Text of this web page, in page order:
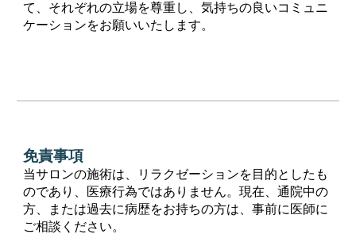
て、それぞれの立場を尊重し、気持ちの良いコミュニ
ケーションをお願いいたします。
免責事項
当サロンの施術は、リラクゼーションを目的としたも
のであり、医療行為ではありません。現在、通院中の
方、または過去に病歴をお持ちの方は、事前に医師に
ご相談ください。